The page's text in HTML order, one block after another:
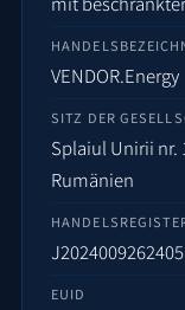
VENDOR.Energy
SITZ DER
Splaiul Unirii nr.
Rumänien
EUID